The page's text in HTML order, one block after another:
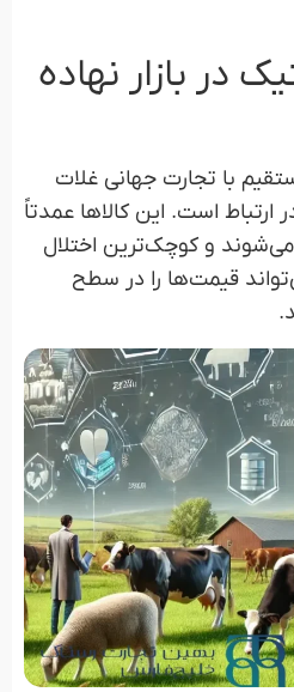
در بازار نهاده
با تجارت جهانی غلات
ارتباط است. این کالاها عمدتاً
و کوچک‌ترین اختلال
قیمت‌ها را در سطح